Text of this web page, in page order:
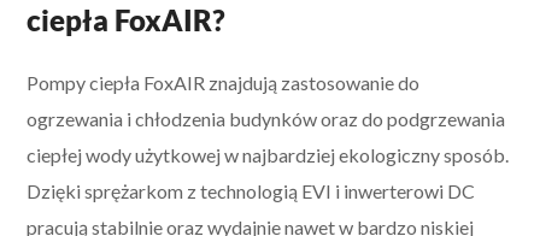
ciepła FoxAIR?
Pompy ciepła FoxAIR znajdują zastosowanie do
ogrzewania i chłodzenia budynków oraz do podgrzewania
ciepłej wody użytkowej w najbardziej ekologiczny sposób.
Dzięki sprężarkom z technologią EVI i inwerterowi DC
pracują stabilnie oraz wydajnie nawet w bardzo niskiej